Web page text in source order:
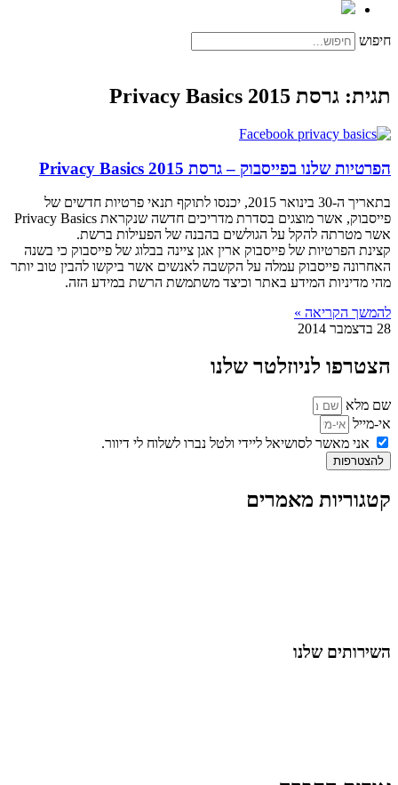
חיפוש
תגית: גרסת 2015 Privacy Basics
הפרטיות שלנו בפייסבוק – גרסת 2015 Privacy Basics
בתאריך ה-30 בינואר 2015, יכנסו לתוקף תנאי פרטיות חדשים של
פייסבוק, אשר מוצגים בסדרת מדריכים חדשה שנקראת Privacy Basics
אשר מטרתה להקל על הגולשים בהבנה של הפעילות ברשת.
קצינת הפרטיות של פייסבוק ארין אגן ציינה בבלוג של פייסבוק כי בשנה
האחרונה פייסבוק עמלה על הקשבה לאנשים אשר ביקשו להבין טוב יותר
מהי מדיניות המידע באתר וכיצד משתמשת הרשת במידע הזה.
להמשך הקריאה »
28 בדצמבר 2014
הצטרפו לניוזלטר שלנו
שם מלא
אי-מייל
אני מאשר לסושיאל ליידי ולטל נברו לשלוח לי דיוור.
להצטרפות
קטגוריות מאמרים
השירותים שלנו